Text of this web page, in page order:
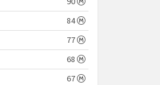
84
77
68
67